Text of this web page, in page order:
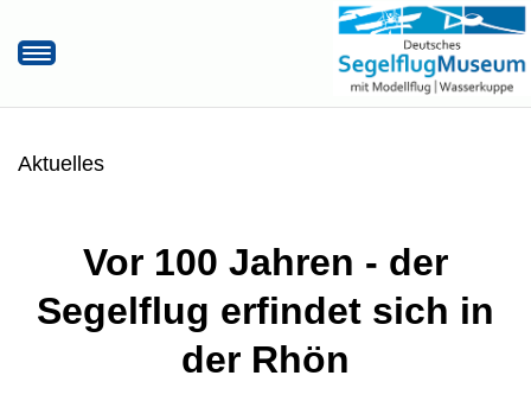
Öffnungszeiten/Eintrittspreise
Unterstützen Sie uns
Aktuelles
Vor 100 Jahren - der
Segelflug erfindet sich in
der Rhön